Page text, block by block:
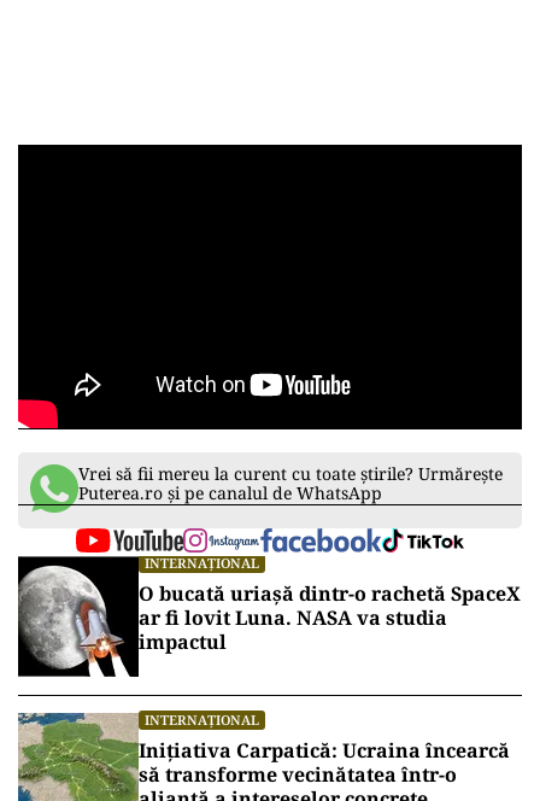
Vrei să fii mereu la curent cu toate știrile? Urmărește
Puterea.ro și pe canalul de WhatsApp
INTERNAȚIONAL
O bucată uriașă dintr-o rachetă SpaceX
ar fi lovit Luna. NASA va studia
impactul
INTERNAȚIONAL
Inițiativa Carpatică: Ucraina încearcă
să transforme vecinătatea într-o